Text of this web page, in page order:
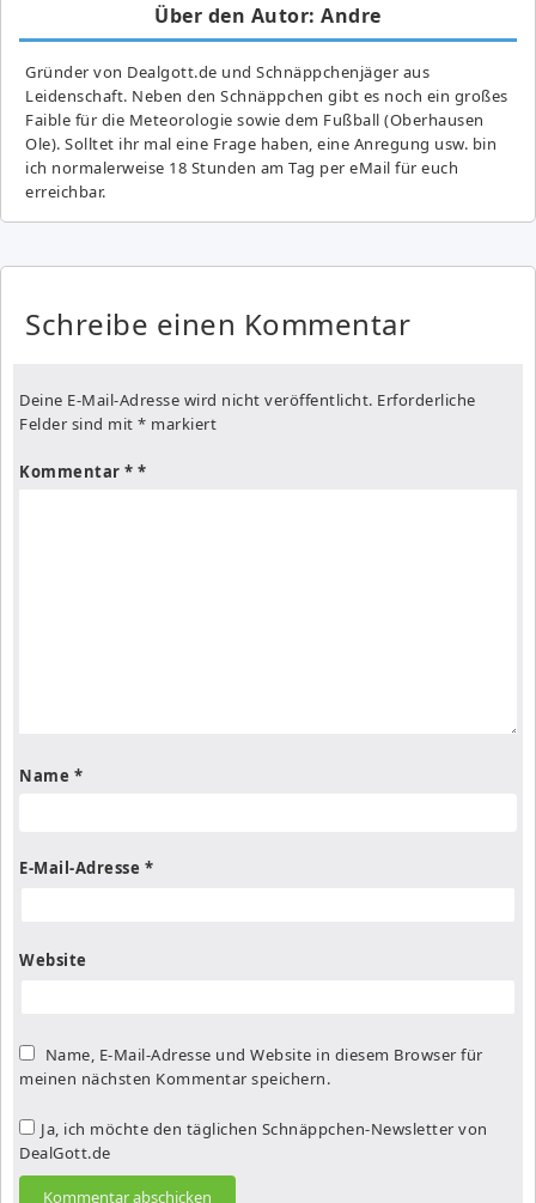
Über den Autor: Andre
Gründer von Dealgott.de und Schnäppchenjäger aus
Leidenschaft. Neben den Schnäppchen gibt es noch ein großes
Fai­ble für die Meteorologie sowie dem Fußball (Oberhausen
Ole). Solltet ihr mal eine Frage haben, eine Anregung usw. bin
ich normalerweise 18 Stunden am Tag per eMail für euch
erreichbar.
Schreibe einen Kommentar
Deine E-Mail-Adresse wird nicht veröffentlicht. Erforderliche
Felder sind mit * markiert
Kommentar *
Name *
E-Mail-Adresse *
Website
Name, E-Mail-Adresse und Website in diesem Browser für
meinen nächsten Kommentar speichern.
Ja, ich möchte den täglichen Schnäppchen-Newsletter von
DealGott.de